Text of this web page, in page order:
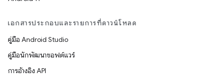
เอกสารประกอบและรายการที่ดาวน์โหลด
คู่มือ Android Studio
คู่มือนักพัฒนาซอฟต์แวร์
การอ้างอิง API